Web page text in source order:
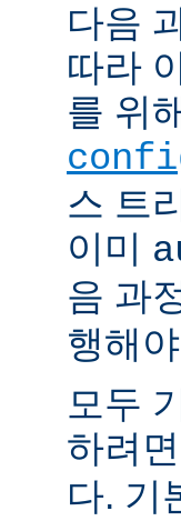
다음
따라
를 위
스 트
이미
음 과
행해
모두
하려
다. 기